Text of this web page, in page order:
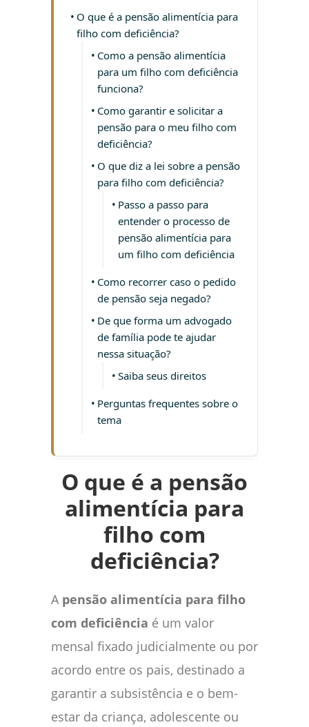
O que é a pensão alimentícia para
filho com deficiência?
Como a pensão alimentícia
para um filho com deficiência
funciona?
Como garantir e solicitar a
pensão para o meu filho com
deficiência?
O que diz a lei sobre a pensão
para filho com deficiência?
Passo a passo para
entender o processo de
pensão alimentícia para
um filho com deficiência
Como recorrer caso o pedido
de pensão seja negado?
De que forma um advogado
de família pode te ajudar
nessa situação?
Saiba seus direitos
Perguntas frequentes sobre o
tema
O que é a pensão
alimentícia para
filho com
deficiência?
A pensão alimentícia para filho
com deficiência é um valor
mensal fixado judicialmente ou por
acordo entre os pais, destinado a
garantir a subsistência e o bem-
estar da criança, adolescente ou